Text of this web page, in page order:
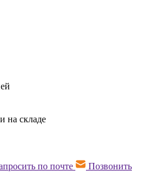
на складе
по почте Позвонить